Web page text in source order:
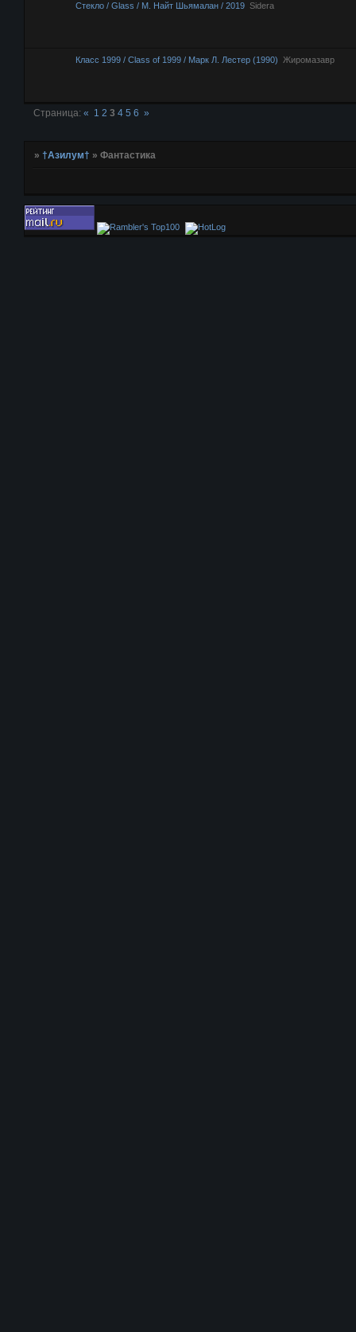
Стекло / Glass / М. Найт Шьямалан / 2019 Sidera
Класс 1999 / Class of 1999 / Марк Л. Лестер (1990) Жиромазавр
Страница:« 1 2 3 4 5 6 »
»†Азилум† »Фантастика